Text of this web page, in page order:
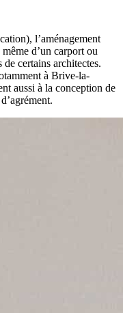
l’aménagement
d’un carport ou
certains architectes.
à Brive-la-
aussi à la conception de